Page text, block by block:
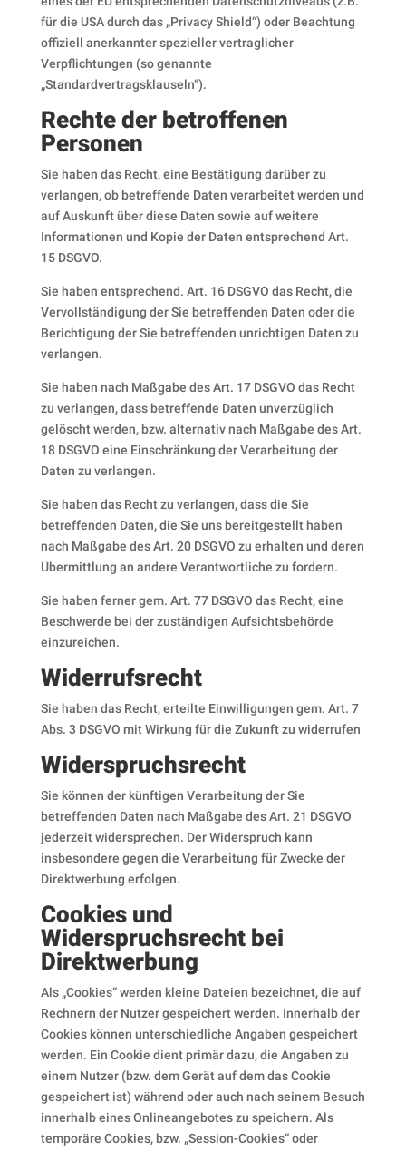
für die USA durch das „Privacy Shield“) oder Beachtung
offiziell anerkannter spezieller vertraglicher
Verpflichtungen (so genannte
„Standardvertragsklauseln“).
Rechte der betroffenen
Personen
Sie haben das Recht, eine Bestätigung darüber zu
verlangen, ob betreffende Daten verarbeitet werden und
auf Auskunft über diese Daten sowie auf weitere
Informationen und Kopie der Daten entsprechend Art.
15 DSGVO.
Sie haben entsprechend. Art. 16 DSGVO das Recht, die
Vervollständigung der Sie betreffenden Daten oder die
Berichtigung der Sie betreffenden unrichtigen Daten zu
verlangen.
Sie haben nach Maßgabe des Art. 17 DSGVO das Recht
zu verlangen, dass betreffende Daten unverzüglich
gelöscht werden, bzw. alternativ nach Maßgabe des Art.
18 DSGVO eine Einschränkung der Verarbeitung der
Daten zu verlangen.
Sie haben das Recht zu verlangen, dass die Sie
betreffenden Daten, die Sie uns bereitgestellt haben
nach Maßgabe des Art. 20 DSGVO zu erhalten und deren
Übermittlung an andere Verantwortliche zu fordern.
Sie haben ferner gem. Art. 77 DSGVO das Recht, eine
Beschwerde bei der zuständigen Aufsichtsbehörde
einzureichen.
Widerrufsrecht
Sie haben das Recht, erteilte Einwilligungen gem. Art. 7
Abs. 3 DSGVO mit Wirkung für die Zukunft zu widerrufen
Widerspruchsrecht
Sie können der künftigen Verarbeitung der Sie
betreffenden Daten nach Maßgabe des Art. 21 DSGVO
jederzeit widersprechen. Der Widerspruch kann
insbesondere gegen die Verarbeitung für Zwecke der
Direktwerbung erfolgen.
Cookies und
Widerspruchsrecht bei
Direktwerbung
Als „Cookies“ werden kleine Dateien bezeichnet, die auf
Rechnern der Nutzer gespeichert werden. Innerhalb der
Cookies können unterschiedliche Angaben gespeichert
werden. Ein Cookie dient primär dazu, die Angaben zu
einem Nutzer (bzw. dem Gerät auf dem das Cookie
gespeichert ist) während oder auch nach seinem Besuch
innerhalb eines Onlineangebotes zu speichern. Als
temporäre Cookies, bzw. „Session-Cookies“ oder